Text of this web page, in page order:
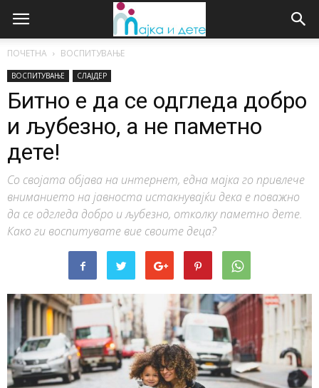
ПОЧЕТНА ВОСПИТУВАЊЕ
ВОСПИТУВАЊЕ СЛАЈДЕР
Битно е да се одгледа добро
и љубезно, а не паметно
дете!
Со својата објава на интернет, една мајка го привлече
вниманието на јавноста истакнувајќи дека е поважно
да се одгледа добро и љубезно, отколку паметно дете.
Како ги воспитувате вие своите деца?